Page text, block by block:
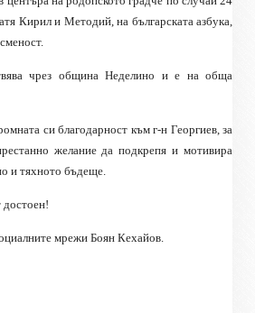
Кирил и Методий, на българската азбука,
чрез община Неделино и е на обща
си благодарност към г-н Георгиев, за
желание да подкрепя и мотивира
и тяхното бъдеще.
мрежи Боян Кехайов.